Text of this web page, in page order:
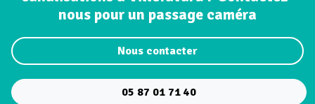
nous pour un passage caméra
Nous contacter
05 87 01 71 40